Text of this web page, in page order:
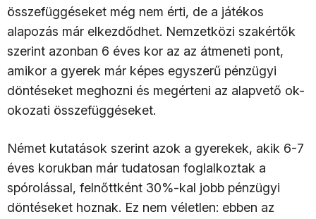
összefüggéseket még nem érti, de a játékos
alapozás már elkezdődhet. Nemzetközi szakértők
szerint azonban 6 éves kor az az átmeneti pont,
amikor a gyerek már képes egyszerű pénzügyi
döntéseket meghozni és megérteni az alapvető ok-
okozati összefüggéseket.
Német kutatások szerint azok a gyerekek, akik 6-7
éves korukban már tudatosan foglalkoztak a
spórolással, felnőttként 30%-kal jobb pénzügyi
döntéseket hoznak. Ez nem véletlen: ebben az